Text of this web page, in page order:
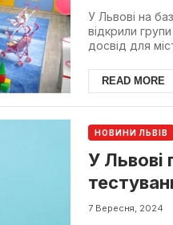
У Львові на
відкрили
досвід для
READ MORE
НОВИНИ ЛЬВІВ
У Львові
7 Вересня, 2024